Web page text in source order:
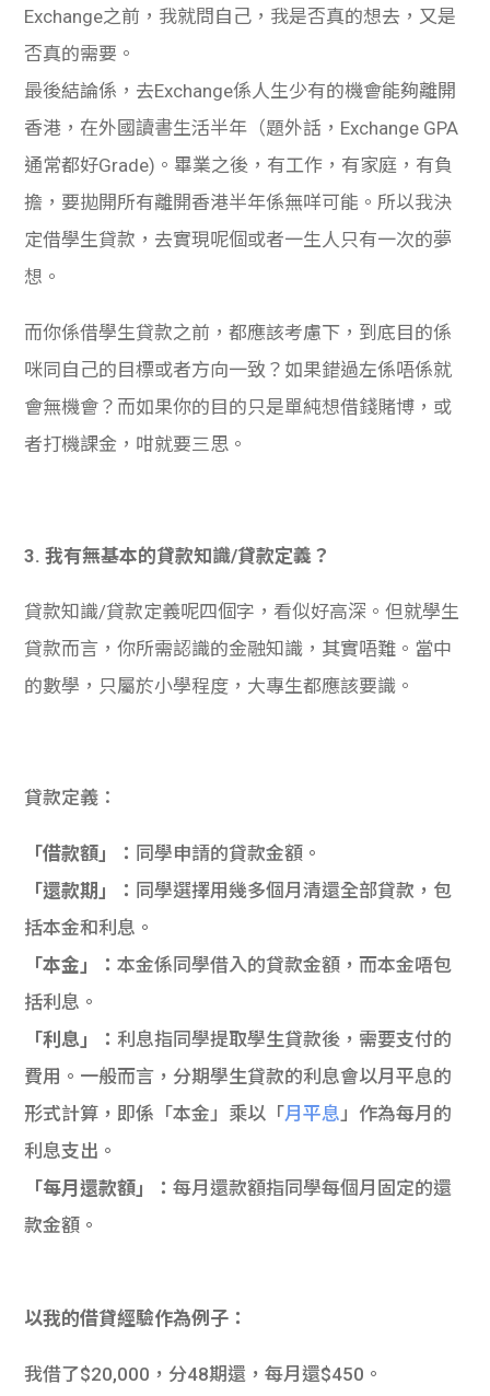
Exchange之前，我就問自己，我是否真的想去，又是
否真的需要。
最後結論係，去Exchange係人生少有的機會能夠離開
香港，在外國讀書生活半年（題外話，Exchange GPA
通常都好Grade)。畢業之後，有工作，有家庭，有負
擔，要拋開所有離開香港半年係無咩可能。所以我決
定借學生貸款，去實現呢個或者一生人只有一次的夢
想。
而你係借學生貸款之前，都應該考慮下，到底目的係
咪同自己的目標或者方向一致？如果錯過左係唔係就
會無機會？而如果你的目的只是單純想借錢賭博，或
者打機課金，咁就要三思。
3. 我有無基本的貸款知識/貸款定義？
貸款知識/貸款定義呢四個字，看似好高深。但就學生
貸款而言，你所需認識的金融知識，其實唔難。當中
的數學，只屬於小學程度，大專生都應該要識。
貸款定義：
「借款額」： 同學申請的貸款金額。
「還款期」： 同學選擇用幾多個月清還全部貸款，包
括本金和利息。
「本金」：本金係同學借入的貸款金額，而本金唔包
括利息。
「利息」：利息指同學提取學生貸款後，需要支付的
費用。一般而言，分期學生貸款的利息會以月平息的
形式計算，即係「本金」乘以「月平息 」作為每月的
利息支出。
「每月還款額」：每月還款額指同學每個月固定的還
款金額。
以我的借貸經驗作為例子：
我借了$20,000，分48期還，每月還$450。